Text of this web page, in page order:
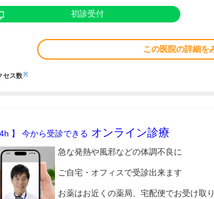
初診受付
この医院の詳細を
セス数※
】 今から受診できる オンライン診療
急な発熱や風邪などの体調不良に
ご自宅・オフィスで受診出来ます
お薬はお近くの薬局、宅配便でお受け取り